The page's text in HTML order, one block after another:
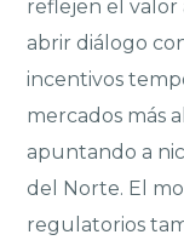
reflejen el valor
abrir diálogo
incentivos
mercados más
apuntando a
del Norte. El
regulatorios